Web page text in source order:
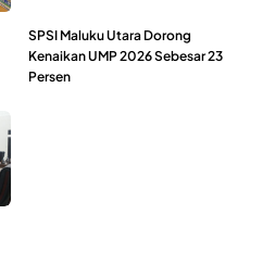
SPSI Maluku Utara Dorong
Kenaikan UMP 2026 Sebesar 23
Persen